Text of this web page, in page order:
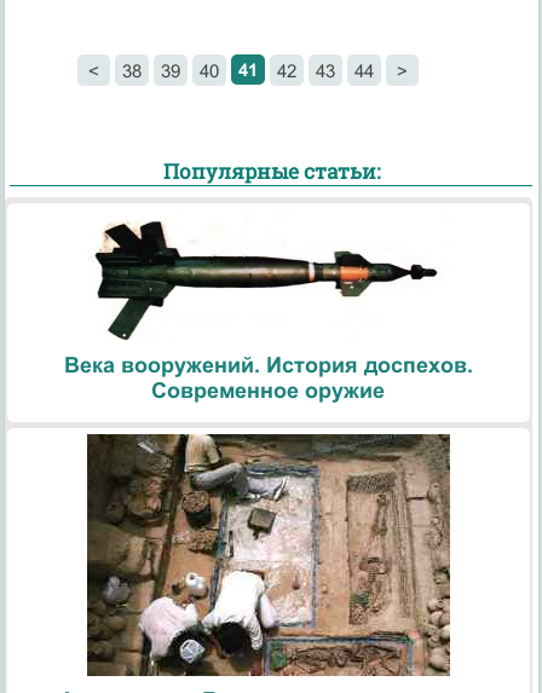
< 38 39 40 41 42 43 44 >
Популярные статьи:
Века вооружений. История доспехов.
Современное оружие